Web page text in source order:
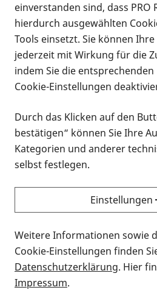
Infomaterial
Infomaterial
Vorlesen
Alle Infomaterialien in
Formaten an einem Ort
Sie möchten wissen, wie Sie
suchen und dieses bestellen
können? Schauen Sie sich die
Thema Infomaterial auf der
für blinde und sehbehinderte
Auf dieser Seite finden Sie
einverstanden sind, dass PRO
hierdurch ausgewählten
Tools einsetzt. Sie können
jederzeit mit Wirkung für die
indem Sie die
Cookie-Einstellungen
Durch das Klicken auf den
bestätigen“ können Sie Ihre
Kategorien und anderer
selbst festlegen.
Einstellungen
Weitere Informationen sowie
Cookie-Einstellungen finden
Datenschutzerklärung. Hier
Impressum.